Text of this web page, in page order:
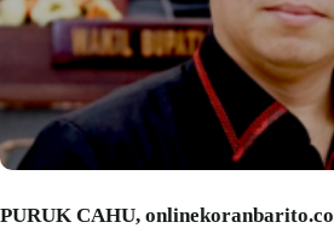
PURUK CAHU,